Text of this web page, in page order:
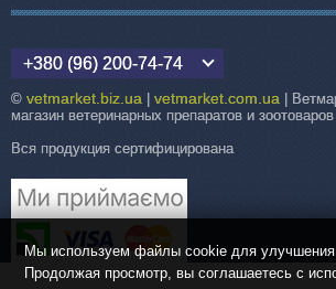
+380 (96) 200-74-74
© vetmarket.biz.ua vetmarket.com.ua |
магазин ветеринарных препаратов и
Вся продукция сертифицирована
Мы используем файлы cookie для улучшения
Продолжая просмотр, вы соглашаетесь с